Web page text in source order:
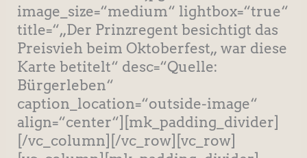
image_size=“medium“ lightbox=“true“
title=“„Der Prinzregent besichtigt das
Preisvieh beim Oktoberfest„ war diese
Karte betitelt“ desc=“Quelle:
Bürgerleben“
caption_location=“outside-image“
align=“center“][mk_padding_divider]
[/vc_column][/vc_row][vc_row]